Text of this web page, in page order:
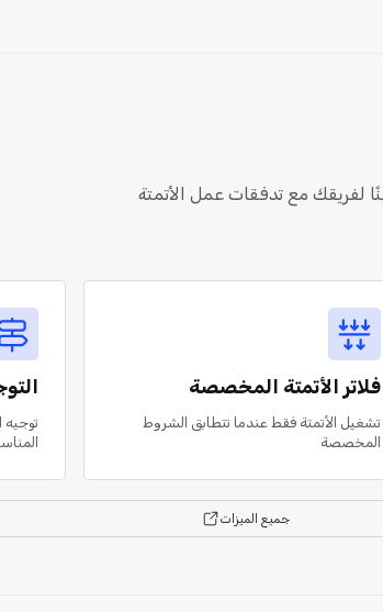
كان عام 1995. وفر وقتًا ثمينًا لفريقك مع تدفقات عمل الأتمتة
فلاتر الأتمتة المخصصة
تشغيل الأتمتة فقط عندما تتطابق الشروط
المخصصة
توجيه
جميع الميزات